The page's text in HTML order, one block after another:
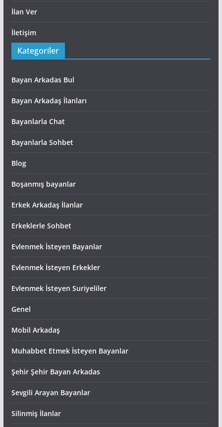
İlan Ver
İletişim
Kategoriler
Bayan Arkadas Bul
Bayan Arkadaş İlanları
Bayanlarla Chat
Bayanlarla Sohbet
Blog
Boşanmış bayanlar
Erkek Arkadaş İlanlar
Erkeklerle Sohbet
Evlenmek İsteyen Bayanlar
Evlenmek İsteyen Erkekler
Evlenmek İsteyen Suriyeliler
Genel
Mobil Arkadaş
Muhabbet Etmek İsteyen Bayanlar
Şehir Şehir Bayan Arkadas
Sevgili Arayan Bayanlar
Silinmiş İlanlar